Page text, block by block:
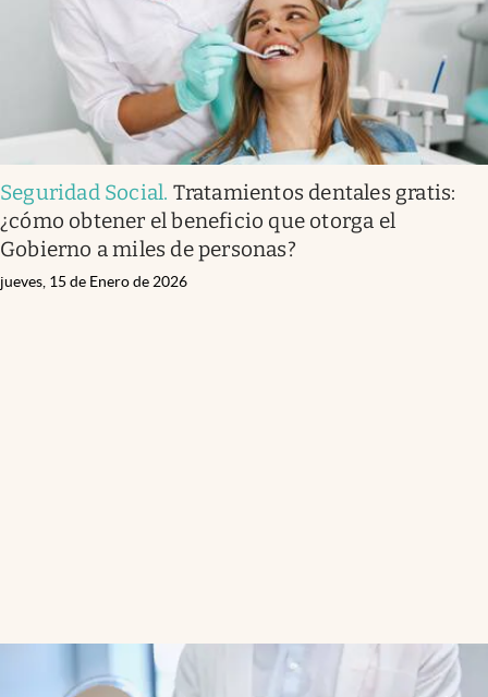
Seguridad Social. Tratamientos dentales gratis:
¿cómo obtener el beneficio que otorga el
Gobierno a miles de personas?
jueves, 15 de Enero de 2026